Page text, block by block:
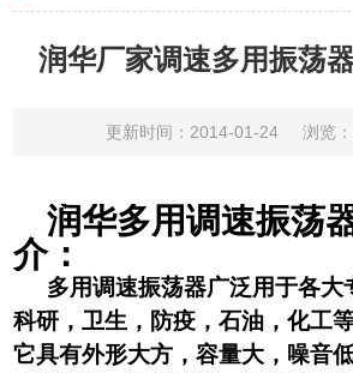
润华厂家调速多用振荡
更新时间：2014-01-24 浏览
润华多用调速振荡
介：
多用调速振荡器广泛用于各大
科研，卫生，防疫，石油，化工
它具有外形大方，容量大，噪音